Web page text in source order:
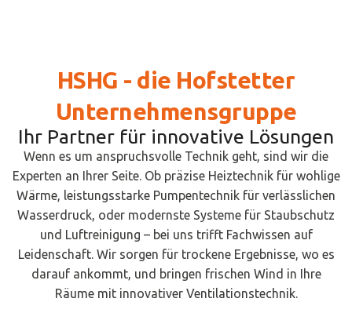
HSHG - die Hofstetter
Unternehmensgruppe
Ihr Partner für innovative Lösungen
Wenn es um anspruchsvolle Technik geht, sind wir die
Experten an Ihrer Seite. Ob präzise Heiztechnik für wohlige
Wärme, leistungsstarke Pumpentechnik für verlässlichen
Wasserdruck, oder modernste Systeme für Staubschutz
und Luftreinigung – bei uns trifft Fachwissen auf
Leidenschaft. Wir sorgen für trockene Ergebnisse, wo es
darauf ankommt, und bringen frischen Wind in Ihre
Räume mit innovativer Ventilationstechnik.